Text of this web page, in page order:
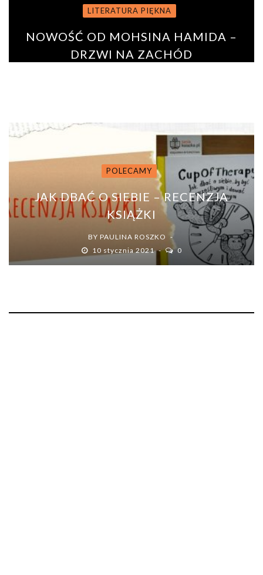
LITERATURA PIĘKNA
NOWOŚĆ OD MOHSINA HAMIDA –
DRZWI NA ZACHÓD
POLECAMY
JAK DBAĆ O SIEBIE – RECENZJA
KSIĄŻKI
BY PAULINA ROSZKO
10 stycznia 2021
0